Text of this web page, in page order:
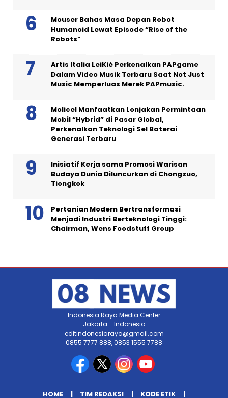
Mouser Bahas Masa Depan Robot
Humanoid Lewat Episode “Rise of the
Robots”
Artis Italia LeiKiè Perkenalkan PAPgame
Dalam Video Musik Terbaru Saat Not Just
Music Memperluas Merek PAPmusic.
Molicel Manfaatkan Lonjakan Permintaan
Mobil “Hybrid” di Pasar Global,
Perkenalkan Teknologi Sel Baterai
Generasi Terbaru
Inisiatif Kerja sama Promosi Warisan
Budaya Dunia Diluncurkan di Chongzuo,
Tiongkok
Pertanian Modern Bertransformasi
Menjadi Industri Berteknologi Tinggi:
Chairman, Wens Foodstuff Group
Indonesia Raya Media Center
Jakarta - Indonesia
editindonesiaraya@gmail.com
0855 7777 888, 0853 1555 7788
HOME TIM REDAKSI KODE ETIK